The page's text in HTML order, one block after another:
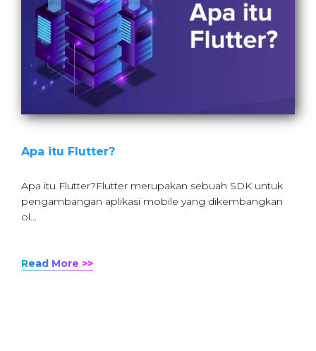
Apa itu Flutter?
Apa itu Flutter?Flutter merupakan sebuah SDK untuk
pengambangan aplikasi mobile yang dikembangkan
ol…
Read More >>